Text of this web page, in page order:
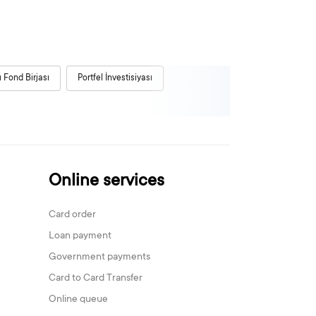
Fond Birjası Portfel İnvestisiyası
Online services
Card order
Loan payment
Government payments
Card to Card Transfer
Online queue